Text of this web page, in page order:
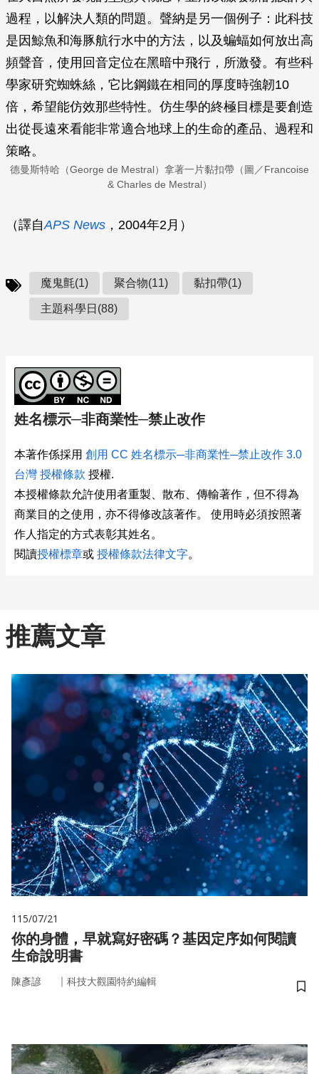
過程，以解決人類的問題。聲納是另一個例子：此科技
是因鯨魚和海豚航行水中的方法，以及蝙蝠如何放出高
頻聲音，使用回音定位在黑暗中飛行，所激發。有些科
學家研究蜘蛛絲，它比鋼鐵在相同的厚度時強韌10
倍，希望能仿效那些特性。仿生學的終極目標是要創造
出從長遠來看能非常適合地球上的生命的產品、過程和
策略。
德曼斯特哈（George de Mestral）拿著一片黏扣帶（圖／Francoise
& Charles de Mestral）
（譯自APS News ，2004年2月）
魔鬼氈(1) 聚合物(11) 黏扣帶(1)
主題科學日(88)
姓名標示─非商業性─禁止改作
本著作係採用 創用 CC 姓名標示─非商業性─禁止改作 3.0
台灣 授權條款 授權.
本授權條款允許使用者重製、散布、傳輸著作，但不得為
商業目的之使用，亦不得修改該著作。 使用時必須按照著
作人指定的方式表彰其姓名。
閱讀授權標章或 授權條款法律文字。
推薦文章
115/07/21
你的身體，早就寫好密碼？基因定序如何閱讀
生命說明書
陳彥諺 ｜ 科技大觀園特約編輯
儲